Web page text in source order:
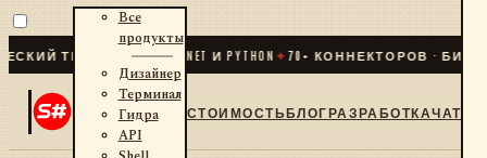
ТРЕЙДИНГ ДЛЯ .NET И PYTHON✦70 + КОННЕКТОРОВ · БИРЖИ
Все
продукты
Дизайнер
Терминал
Гидра
API
СТОИМОСТЬБЛОГРАЗРАБОТКАЧАТ